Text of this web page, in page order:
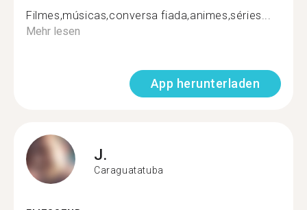
Filmes,músicas,conversa fiada,animes,séries...
Mehr lesen
App herunterladen
J.
Caraguatatuba